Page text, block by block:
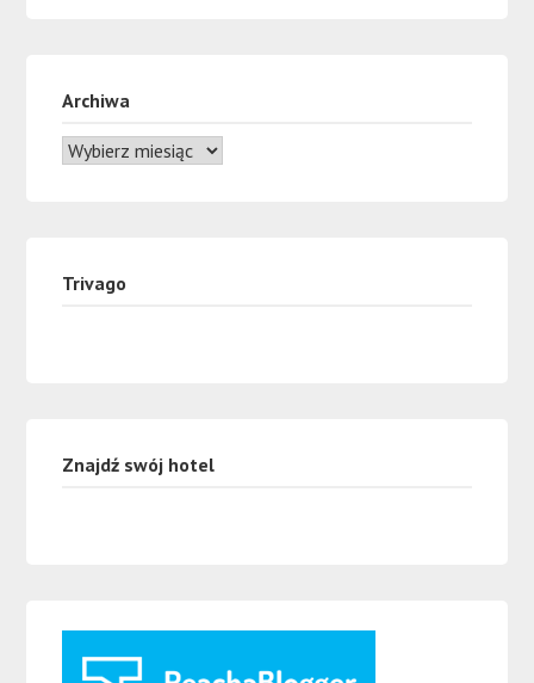
Archiwa
Trivago
Znajdź swój hotel